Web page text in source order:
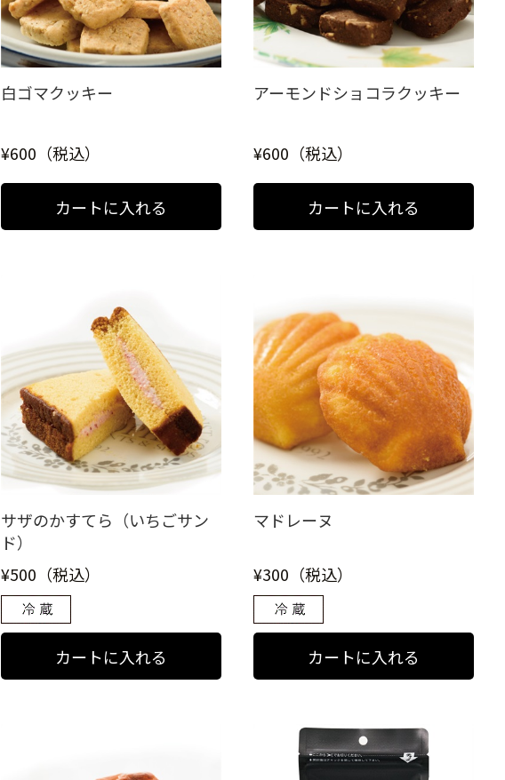
白ゴマクッキー
¥600（税込）
アーモンドショコラクッキー
¥600（税込）
サザのかすてら（いちごサン
ド）
¥500（税込）
マドレーヌ
¥300（税込）